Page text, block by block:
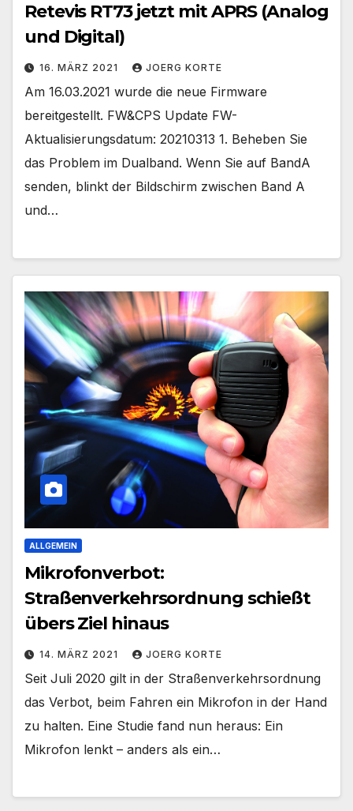
Retevis RT73 jetzt mit APRS (Analog
und Digital)
16. MÄRZ 2021 JOERG KORTE
Am 16.03.2021 wurde die neue Firmware
bereitgestellt. FW&CPS Update FW-
Aktualisierungsdatum: 20210313 1. Beheben Sie
das Problem im Dualband. Wenn Sie auf BandA
senden, blinkt der Bildschirm zwischen Band A
und…
ALLGEMEIN
Mikrofonverbot:
Straßenverkehrsordnung schießt
übers Ziel hinaus
14. MÄRZ 2021 JOERG KORTE
Seit Juli 2020 gilt in der Straßenverkehrsordnung
das Verbot, beim Fahren ein Mikrofon in der Hand
zu halten. Eine Studie fand nun heraus: Ein
Mikrofon lenkt – anders als ein…